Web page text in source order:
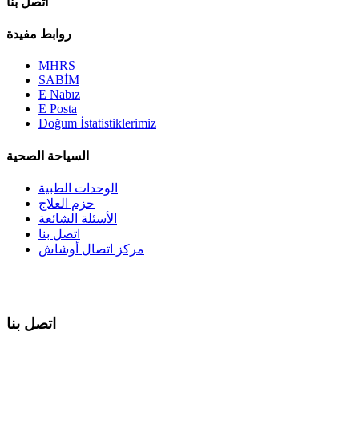
روابط مفيدة
MHRS
SABİM
E Nabız
E Posta
Doğum İstatistiklerimiz
السياحة الصحية
الوحدات الطبية
حزم العلاج
الأسئلة الشائعة
اتصل بنا
مركز اتصال أوشاش
اتصل بنا